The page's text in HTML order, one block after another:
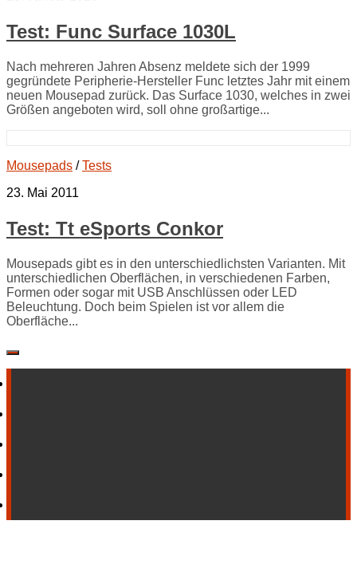
Test: Func Surface 1030L
Nach mehreren Jahren Absenz meldete sich der 1999
gegründete Peripherie-Hersteller Func letztes Jahr mit einem
neuen Mousepad zurück. Das Surface 1030, welches in zwei
Größen angeboten wird, soll ohne großartige...
Mousepads /Tests
23. Mai 2011
Test: Tt eSports Conkor
Mousepads gibt es in den unterschiedlichsten Varianten. Mit
unterschiedlichen Oberflächen, in verschiedenen Farben,
Formen oder sogar mit USB Anschlüssen oder LED
Beleuchtung. Doch beim Spielen ist vor allem die
Oberfläche...